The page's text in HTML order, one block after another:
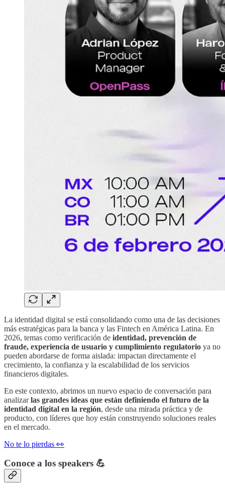
La identidad digital se está consolidando como una de las decisiones
más estratégicas para la banca y las Fintech en América Latina. En
2026, temas como verificación de identidad, prevención de
fraude, experiencia de usuario y cumplimiento regulatorio ya no
pueden abordarse de forma aislada: impactan directamente el
crecimiento, la confianza y la escalabilidad de los servicios
financieros digitales.
En este contexto, abrimos un nuevo espacio de conversación para
analizarlas grandes ideas que están definiendo el futuro de la
identidad digital en la región, desde una mirada práctica y de
producto, con líderes que hoy están construyendo soluciones reales
en el mercado.
No te lo pierdas 👀
Conoce a los speakers 💪